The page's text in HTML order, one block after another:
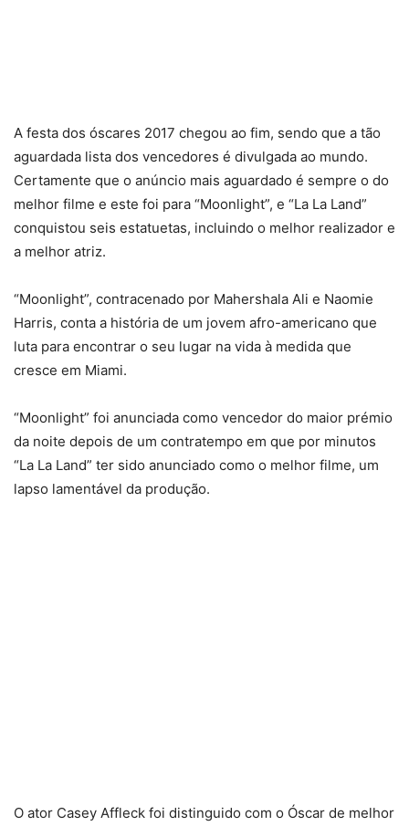
A festa dos óscares 2017 chegou ao fim, sendo que a tão
aguardada lista dos vencedores é divulgada ao mundo.
Certamente que o anúncio mais aguardado é sempre o do
melhor filme e este foi para “Moonlight”, e “La La Land”
conquistou seis estatuetas, incluindo o melhor realizador e
a melhor atriz.
“Moonlight”, contracenado por Mahershala Ali e Naomie
Harris, conta a história de um jovem afro-americano que
luta para encontrar o seu lugar na vida à medida que
cresce em Miami.
“Moonlight” foi anunciada como vencedor do maior prémio
da noite depois de um contratempo em que por minutos
“La La Land” ter sido anunciado como o melhor filme, um
lapso lamentável da produção.
O ator Casey Affleck foi distinguido com o Óscar de melhor